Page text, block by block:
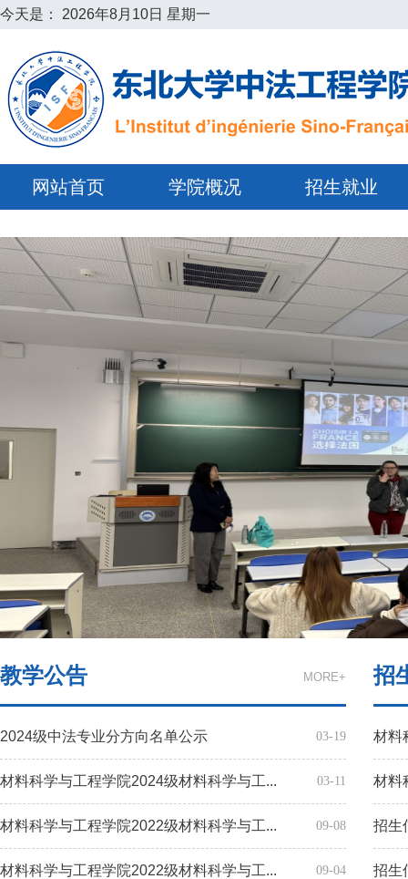
今天是： 2026年8月10日 星期一
网站首页 学院概况 招生就业
教学公告 MORE+
2024级中法专业分方向名单公示 03-19
材料科学与工程学院2024级材料科学与工... 03-11
材料科学与工程学院2022级材料科学与工... 09-08
材料科学与工程学院2022级材料科学与工... 09-04
招
材料
材料
招生
招生